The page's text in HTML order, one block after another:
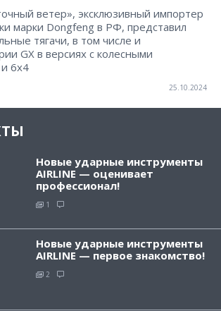
ветер», эксклюзивный импортер
марки Dongfeng в РФ, представил
тягачи, в том числе и
GX в версиях с колесными
6х4
25.10.2024
Новые ударные инструменты
AIRLINE — оценивает
профессионал!
1
Новые ударные инструменты
AIRLINE — первое знакомство!
2